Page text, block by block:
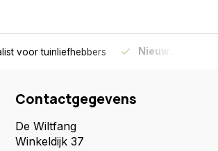
voor tuinliefhebbers Nieuw:
Contactgegevens
De Wiltfang
Winkeldijk 37